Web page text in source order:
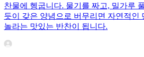
찬물에 헹굽니다. 물기를 짜고, 밀가루
듯이 갖은 양념으로 버무리면 자연적인
놀라는 맛있는 반찬이 됩니다.